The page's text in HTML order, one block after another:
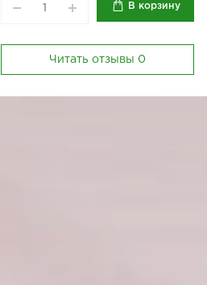
В корзину
Читать отзывы 0